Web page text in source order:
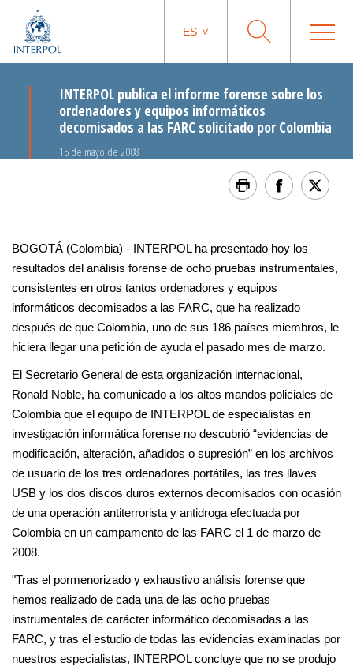
ES
INTERPOL publica el informe forense sobre los
ordenadores y equipos informáticos
decomisados a las FARC solicitado por Colombia
15 de mayo de 2008
BOGOTÁ (Colombia) - INTERPOL ha presentado hoy los
resultados del análisis forense de ocho pruebas instrumentales,
consistentes en otros tantos ordenadores y equipos
informáticos decomisados a las FARC, que ha realizado
después de que Colombia, uno de sus 186 países miembros, le
hiciera llegar una petición de ayuda el pasado mes de marzo.
El Secretario General de esta organización internacional,
Ronald Noble, ha comunicado a los altos mandos policiales de
Colombia que el equipo de INTERPOL de especialistas en
investigación informática forense no descubrió “evidencias de
modificación, alteración, añadidos o supresión” en los archivos
de usuario de los tres ordenadores portátiles, las tres llaves
USB y los dos discos duros externos decomisados con ocasión
de una operación antiterrorista y antidroga efectuada por
Colombia en un campamento de las FARC el 1 de marzo de
2008.
"Tras el pormenorizado y exhaustivo análisis forense que
hemos realizado de cada una de las ocho pruebas
instrumentales de carácter informático decomisadas a las
FARC, y tras el estudio de todas las evidencias examinadas por
nuestros especialistas, INTERPOL concluye que no se produjo